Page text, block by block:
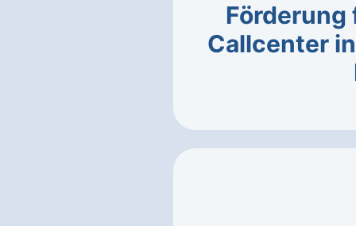
Callcenter